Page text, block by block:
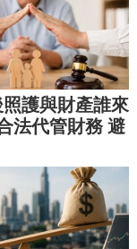
護與財產誰來
法代管財務 避